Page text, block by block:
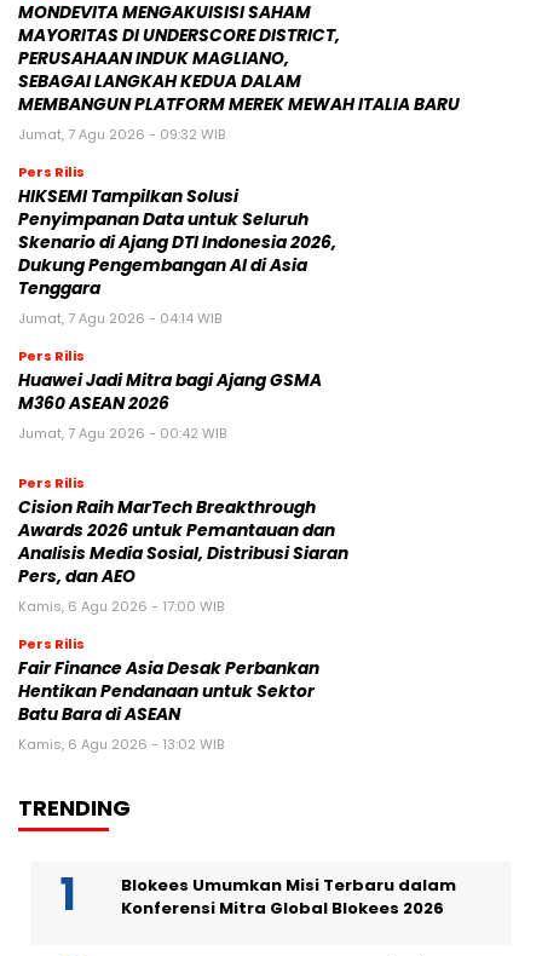
MONDEVITA MENGAKUISISI SAHAM
MAYORITAS DI UNDERSCORE DISTRICT,
PERUSAHAAN INDUK MAGLIANO,
SEBAGAI LANGKAH KEDUA DALAM
MEMBANGUN PLATFORM MEREK MEWAH ITALIA BARU
Jumat, 7 Agu 2026 - 09:32 WIB
Pers Rilis
HIKSEMI Tampilkan Solusi
Penyimpanan Data untuk Seluruh
Skenario di Ajang DTI Indonesia 2026,
Dukung Pengembangan AI di Asia
Tenggara
Jumat, 7 Agu 2026 - 04:14 WIB
Pers Rilis
Huawei Jadi Mitra bagi Ajang GSMA
M360 ASEAN 2026
Jumat, 7 Agu 2026 - 00:42 WIB
Pers Rilis
Cision Raih MarTech Breakthrough
Awards 2026 untuk Pemantauan dan
Analisis Media Sosial, Distribusi Siaran
Pers, dan AEO
Kamis, 6 Agu 2026 - 17:00 WIB
Pers Rilis
Fair Finance Asia Desak Perbankan
Hentikan Pendanaan untuk Sektor
Batu Bara di ASEAN
Kamis, 6 Agu 2026 - 13:02 WIB
TRENDING
Blokees Umumkan Misi Terbaru dalam
Konferensi Mitra Global Blokees 2026